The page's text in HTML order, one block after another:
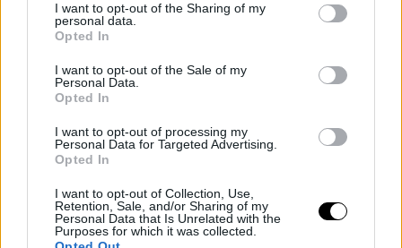
I want to opt-out of the Sharing of my
personal data.
Opted In
I want to opt-out of the Sale of my
Personal Data.
Opted In
I want to opt-out of processing my
Personal Data for Targeted Advertising.
Opted In
I want to opt-out of Collection, Use,
Retention, Sale, and/or Sharing of my
Personal Data that Is Unrelated with the
Purposes for which it was collected.
o információ azon címzettekről vagy címzettek
kategóriáiról, akikkel, illetve amelyekkel a személyes
o a személyes adatok tárolásának tervezett időtartama,
vagy ha ez nem lehetséges, ezen időtartam
o az Ön azon joga, hogy kérelmezheti az Adatkezelőtől
az Önre vonatkozó személyes adatok helyesbítését,
alapuló adatkezelés esetén tiltakozhat az ilyen személyes
adatok kezelése ellen;